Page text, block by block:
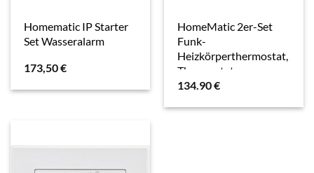
Homematic IP Starter
Set Wasseralarm
173,50€
HomeMatic 2er-Set
Funk-
Heizkörperthermostat,
Thermostat
134.90€